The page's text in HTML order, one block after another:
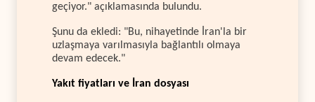
geçiyor." açıklamasında bulundu.
Şunu da ekledi: "Bu, nihayetinde İran'la bir
uzlaşmaya varılmasıyla bağlantılı olmaya
devam edecek."
Yakıt fiyatları ve İran dosyası